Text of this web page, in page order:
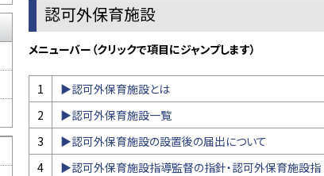
認可外保育施設
メニューバー（クリックで項目にジャンプします）
1 ▶認可外保育施設とは
2
▶認可外保育施設一覧
3
▶認可外保育施設の設置後の届出について
4
▶認可外保育施設指導監督の指針・認可外保育施設指